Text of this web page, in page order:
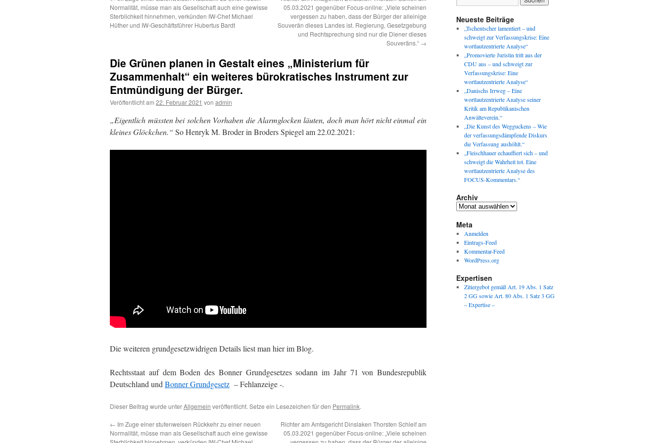
Normalität, müsse man als Gesellschaft auch eine gewisse
Sterblichkeit hinnehmen, verkünden IW-Chef Michael
Hüther und IW-Geschäftsführer Hubertus Bardt
05.03.2021 gegenüber Focus-online: „Viele scheinen
vergessen zu haben, dass der Bürger der alleinige
Souverän dieses Landes ist. Regierung, Gesetzgebung
und Rechtsprechung sind nur die Diener dieses
Souveräns.“ →
Die Grünen planen in Gestalt eines „Ministerium für
Zusammenhalt“ ein weiteres bürokratisches Instrument zur
Entmündigung der Bürger.
Veröffentlicht am 22. Februar 2021 von admin
„Eigentlich müssten bei solchen Vorhaben die Alarmglocken läuten, doch man hört nicht einmal ein
kleines Glöckchen.“ So Henryk M. Broder in Broders Spiegel am 22.02.2021:
Die weiteren grundgesetzwidrigen Details liest man hier im Blog.
Rechtsstaat auf dem Boden des Bonner Grundgesetzes sodann im Jahr 71 von Bundesrepublik
Deutschland und Bonner Grundgesetz – Fehlanzeige -.
Dieser Beitrag wurde unterAllgemein veröffentlicht. Setze ein Lesezeichen für den Permalink.
← Im Zuge einer stufenweisen Rückkehr zu einer neuen
Normalität, müsse man als Gesellschaft auch eine gewisse
Richter am Amtsgericht Dinslaken Thorsten Schleif am
05.03.2021 gegenüber Focus-online: „Viele scheinen
Neueste Beiträge
„Tschentscher lamentiert – und
schweigt zur Verfassungskrise: Eine
wortlautzentrierte Analyse“
„Promovierte Juristin tritt aus der
CDU aus – und schweigt zur
Verfassungskrise: Eine
wortlautzentrierte Analyse“
„Danischs Irrweg – Eine
wortlautzentrierte Analyse seiner
Kritik am Republikanischen
Anwälteverein.“
„Die Kunst des Wegguckens – Wie
der verfassungsdämpfende Diskurs
die Verfassung aushöhlt.“
„Fleischhauer echauffiert sich – und
schweigt die Wahrheit tot. Eine
wortlautzentrierte Analyse des
FOCUS-Kommentars.“
Archiv
Archiv
Meta
Anmelden
Eintrags-Feed
Kommentar-Feed
WordPress.org
Expertisen
Zitiergebot gemäß Art. 19 Abs. 1 Satz
2 GG sowie Art. 80 Abs. 1 Satz 3 GG
– Expertise –